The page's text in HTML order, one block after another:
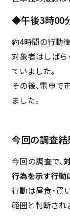
◆午後3時00
約4時間の行動
対象者はしばら
ていました。
その後、電車で
ました。
今回の調査結
今回の調査で、
行為を示す行動
行動は昼食・買
範囲と判断され